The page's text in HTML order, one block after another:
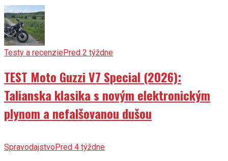
Testy a recenziePred 2 týždne
TEST Moto Guzzi V7 Special (2026):
Talianska klasika s novým elektronickým
plynom a nefalšovanou dušou
SpravodajstvoPred 4 týždne